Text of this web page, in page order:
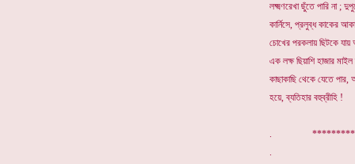
লক্ষ্মণরেখা ছুঁতে পারি না ;
কার্নিসে, প্রলুব্ধ কাকের
চোখের পরকলায় ছিটকে
এক লক্ষ ছিয়াশি হাজার
কাছাকাছি থেকে যেতে পার,
হয়ে, ব্যতিহার বহুব্রীহি !
.